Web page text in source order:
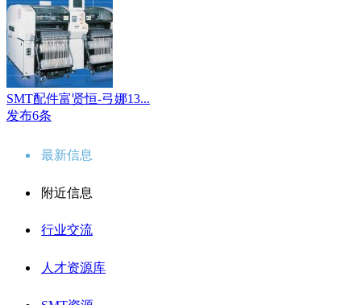
SMT配件富贤恒-弓娜13...
发布6条
最新信息
附近信息
行业交流
人才资源库